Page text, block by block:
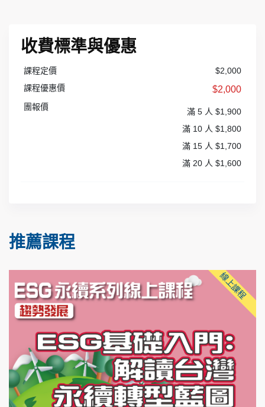
收費標準與優惠
課程定價
$2,000
課程優惠價
$2,000
團報價
滿 5 人 $1,900
滿 10 人 $1,800
滿 15 人 $1,700
滿 20 人 $1,600
推薦課程
線上課程